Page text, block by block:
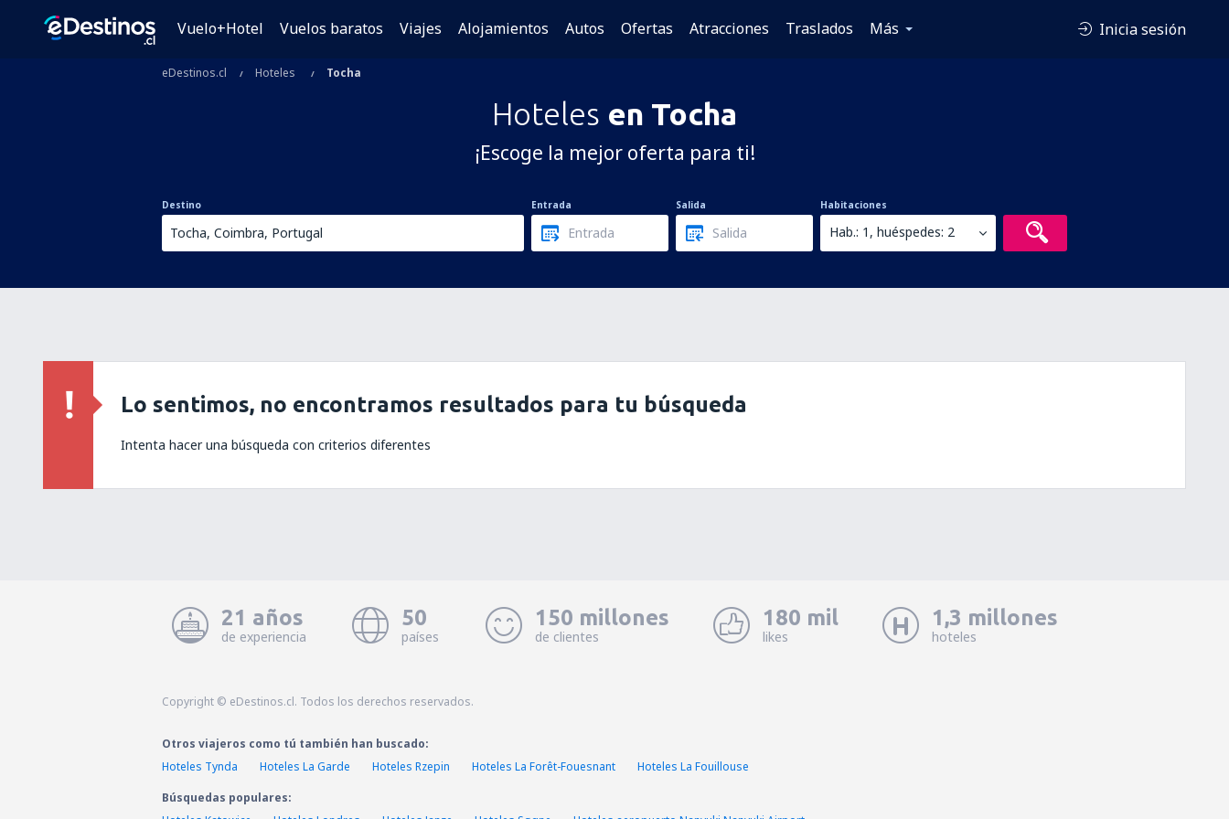
Vuelo+Hotel Vuelos baratos Viajes Alojamientos Autos Ofertas Atracciones Traslados Más Inicia sesión
eDestinos.cl Hoteles Tocha
Hoteles en Tocha
¡Escoge la mejor oferta para ti!
Destino Entrada Salida Habitaciones
Hab.: 1, huéspedes: 2
Lo sentimos, no encontramos resultados para tu búsqueda
Intenta hacer una búsqueda con criterios diferentes
21 años
de experiencia
50
países
150 millones
de clientes
180 mil
likes
1,3 millones
hoteles
Copyright © eDestinos.cl. Todos los derechos reservados.
Otros viajeros como tú también han buscado:
Hoteles Tynda
Hoteles La Garde Hoteles Rzepin Hoteles La Forêt-Fouesnant
Hoteles La Fouillouse
Búsquedas populares: